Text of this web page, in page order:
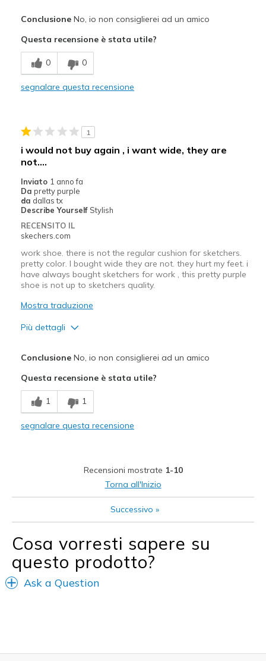
Comfortable
Difetti
Need Break In
Casual Wear
Width
Sizing
View On Shoes
ConclusioneNo, io non consiglierei ad un amico
Questa recensione è stata utile?
0 0
segnalare questa recensione
1
i would not buy again , i want wide, they are
not....
Inviato 1 anno fa
Da pretty purple
da dallas tx
Describe Yourself Stylish
RECENSITO IL
skechers.com
work shoe. there is not the regular cushion for sketchers.
pretty color. I bought wide they are not. they hurt my feet. i
have always bought sketchers for work , this pretty purple
shoe is not up to sketchers quality.
Mostra traduzione
Più dettagli
Width
Sizing
View On Shoes
I'm Really Into Shoes
ConclusioneNo, io non consiglierei ad un amico
Questa recensione è stata utile?
1 1
segnalare questa recensione
Recensioni mostrate 1-10
Torna all'Inizio
Successivo »
Cosa vorresti sapere su
questo prodotto?
Ask a Question